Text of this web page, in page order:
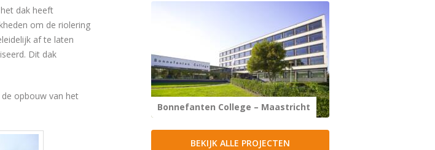
dak heeft
om de riolering
af te laten
Dit dak
opbouw van het
Bonnefanten College – Maastricht
BEKIJK ALLE PROJECTEN